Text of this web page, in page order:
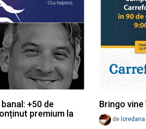
+50 de
premium la
Bringo vine
de loredana